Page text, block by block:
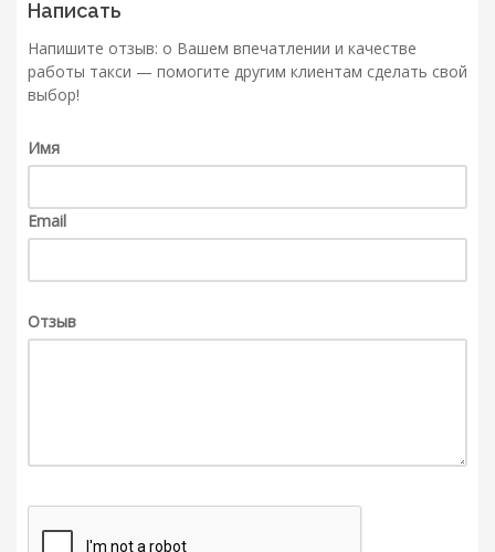
Написать
Напишите отзыв: о Вашем впечатлении и качестве
работы такси — помогите другим клиентам сделать свой
выбор!
Имя
Email
Отзыв